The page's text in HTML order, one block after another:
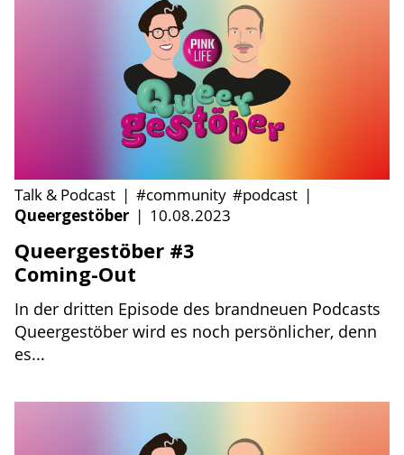
Talk & Podcast | #community #podcast |
Queergestöber | 10.08.2023
Queergestöber #3
Coming-Out
In der dritten Episode des brandneuen Podcasts
Queergestöber wird es noch persönlicher, denn
es...